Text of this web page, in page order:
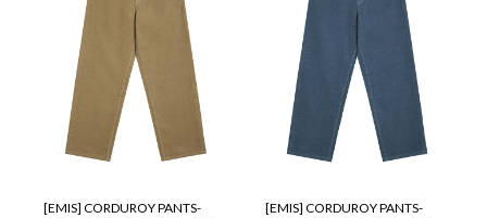
[EMIS] CORDUROY PANTS-
[EMIS] CORDUROY PANTS-